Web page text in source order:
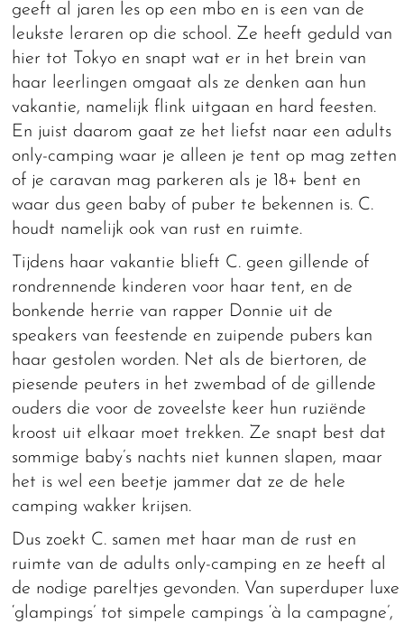
geeft al jaren les op een mbo en is een van de
leukste leraren op die school. Ze heeft geduld van
hier tot Tokyo en snapt wat er in het brein van
haar leerlingen omgaat als ze denken aan hun
vakantie, namelijk flink uitgaan en hard feesten.
En juist daarom gaat ze het liefst naar een adults
only-camping waar je alleen je tent op mag zetten
of je caravan mag parkeren als je 18+ bent en
waar dus geen baby of puber te bekennen is. C.
houdt namelijk ook van rust en ruimte.
Tijdens haar vakantie blieft C. geen gillende of
rondrennende kinderen voor haar tent, en de
bonkende herrie van rapper Donnie uit de
speakers van feestende en zuipende pubers kan
haar gestolen worden. Net als de biertoren, de
piesende peuters in het zwembad of de gillende
ouders die voor de zoveelste keer hun ruziënde
kroost uit elkaar moet trekken. Ze snapt best dat
sommige baby’s nachts niet kunnen slapen, maar
het is wel een beetje jammer dat ze de hele
camping wakker krijsen.
Dus zoekt C. samen met haar man de rust en
ruimte van de adults only-camping en ze heeft al
de nodige pareltjes gevonden. Van superduper luxe
‘glampings’ tot simpele campings ‘à la campagne’,